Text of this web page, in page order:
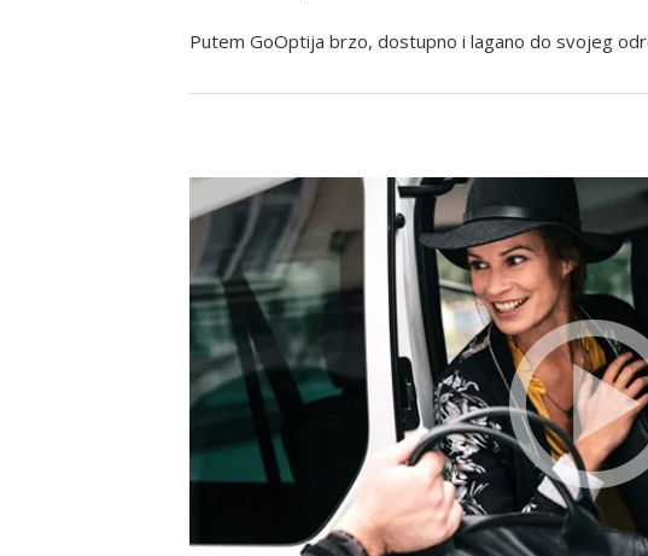
Putem GoOptija brzo, dostupno i lagano do svojeg